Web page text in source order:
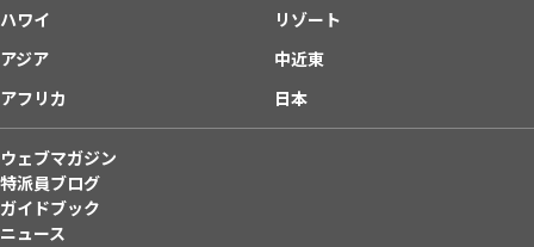
ハワイ
リゾート
アジア
中近東
アフリカ
日本
ウェブマガジン
特派員ブログ
ガイドブック
ニュース